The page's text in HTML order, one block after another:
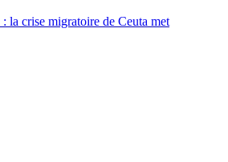
: la crise migratoire de Ceuta met